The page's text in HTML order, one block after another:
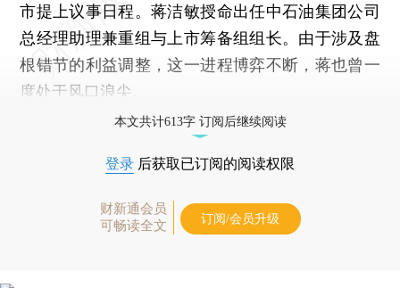
市提上议事日程。蒋洁敏授命出任中石油集团公司
总经理助理兼重组与上市筹备组组长。由于涉及盘
根错节的利益调整，这一进程博弈不断，蒋也曾一
度处于风口浪尖。
本文共计613字 订阅后继续阅读
登录 后获取已订阅的阅读权限
财新通会员
可畅读全文
订阅/会员升级